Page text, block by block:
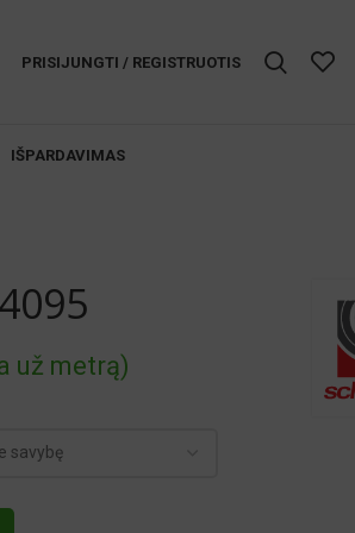
PRISIJUNGTI / REGISTRUOTIS
IŠPARDAVIMAS
už metrą)